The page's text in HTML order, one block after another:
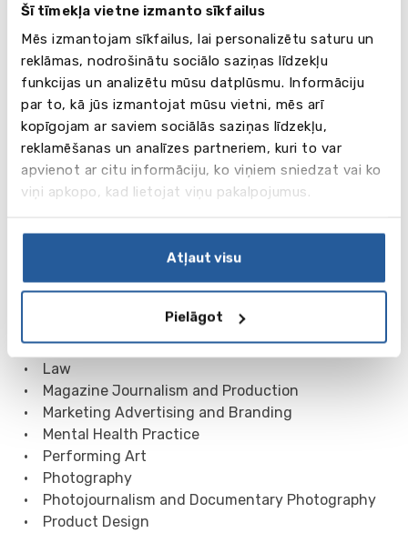
Šī tīmekļa vietne izmanto sīkfailus
Mēs izmantojam sīkfailus, lai personalizētu saturu un
reklāmas, nodrošinātu sociālo saziņas līdzekļu
funkcijas un analizētu mūsu datplūsmu. Informāciju
par to, kā jūs izmantojat mūsu vietni, mēs arī
kopīgojam ar saviem sociālās saziņas līdzekļu,
reklamēšanas un analīzes partneriem, kuri to var
apvienot ar citu informāciju, ko viņiem sniedzat vai ko
viņi apkopo, kad lietojat viņu pakalpojumus.
Atļaut visu
Pielāgot
• Film and Television Production
• Film Studies
• Film Production
• Fine Art
• Geography
• Graphic Design
• Health and Social Care Practice
• History
• Hotel Resort and Tourism Management
• Illustration
• International Business studies
• Logistics Management
• Landscape Architecture
• Law
• Magazine Journalism and Production
• Marketing Advertising and Branding
• Mental Нealth Practice
• Performing Art
• Photography
• Photojournalism and Documentary Photography
• Product Design